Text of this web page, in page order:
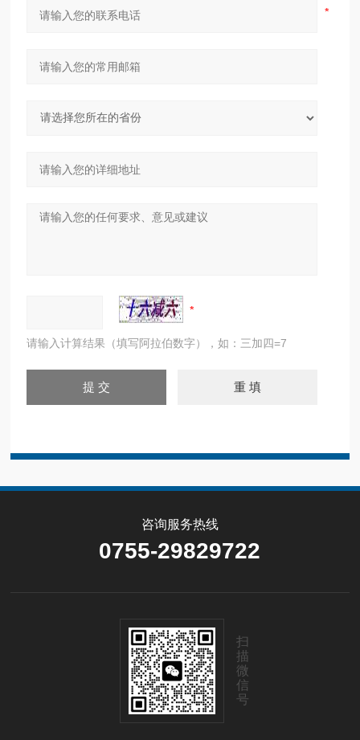
请输入计算结果（填写阿拉伯数字），如：三加四=7
咨询服务热线
0755-29829722
扫
描
微
信
号